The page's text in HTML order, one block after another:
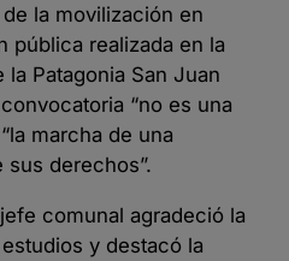
la movilización en
pública realizada en la
Patagonia San Juan
“no es una
marcha de una
derechos”.
comunal agradeció la
y destacó la